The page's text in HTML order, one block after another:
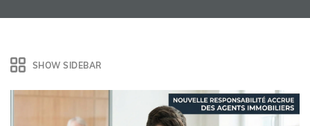
SHOW SIDEBAR